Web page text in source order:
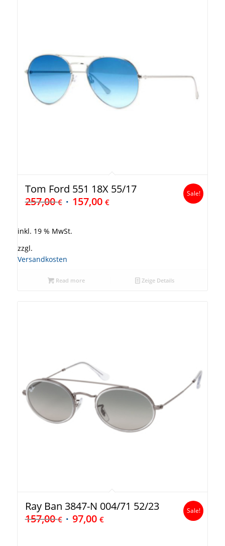
Tom Ford 551 18X 55/17
257,00€ 157,00 €
Sale!
inkl. 19 % MwSt.
zzgl.
Versandkosten
Read more Zeige Details
Ray Ban 3847-N 004/71 52/23
157,00€ 97,00 €
Sale!